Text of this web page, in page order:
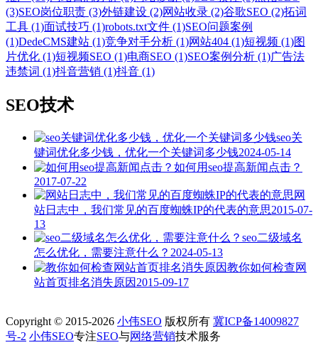
(3)SEO岗位职责 (3)外链建设 (2)网站收录 (2)谷歌SEO (2)拓词
工具 (1)面试技巧 (1)robots.txt文件 (1)SEO问题案例
(1)DedeCMS建站 (1)竞争对手分析 (1)网站404 (1)短视频 (1)图
片优化 (1)短视频SEO (1)电商SEO (1)SEO案例分析 (1)广告法
违禁词 (1)抖音营销 (1)抖音 (1)
SEO技术
seo关
键词优化多少钱，优化一个关键词多少钱2024-05-14
如何用seo提高新闻点击？
2017-07-22
网
站日志中，我们常见的百度蜘蛛IP的代表的意思2015-07-
13
seo二级域名
怎么优化，需要注意什么？ 2024-05-13
教你如何检查网
站首页排名消失原因 2015-09-17
Copyright © 2015-2026 小伟SEO 版权所有 冀ICP备14009827
号-2 小伟SEO专注SEO与网络营销技术服务